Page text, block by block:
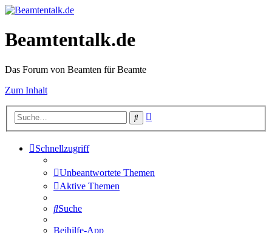
Beamtentalk.de
Das Forum von Beamten für Beamte
Zum Inhalt
Suche
Schnellzugriff
Unbeantwortete Themen
Aktive Themen
Suche
Beihilfe-App